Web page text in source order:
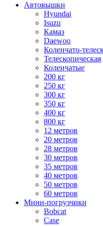
Автовышки
Hyundai
Isuzu
Камаз
Daewoo
Коленчато-
Телескопическая
Коленчатые
200 кг
250 кг
300 кг
350 кг
400 кг
800 кг
12 метров
20 метров
28 метров
30 метров
35 метров
40 метров
50 метров
60 метров
Мини-погрузчики
Bobcat
Case